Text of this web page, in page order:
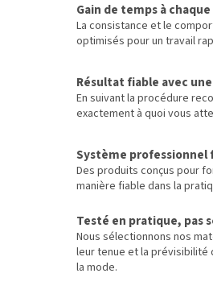
Gain de temps à
La consistance et le
optimisés pour un travail
Résultat fiable avec
En suivant la procédure
exactement à quoi vous
Système professionnel
Des produits conçus pour
manière fiable dans la
Testé en pratique, pas
Nous sélectionnons nos
leur tenue et la prévisibilité
la mode.